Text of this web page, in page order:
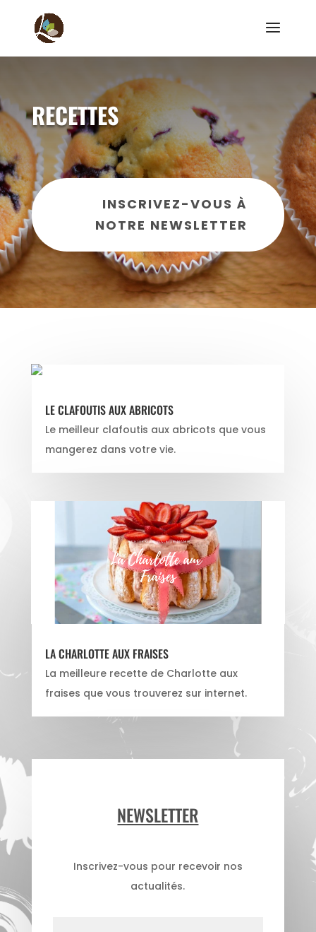
RECETTES
INSCRIVEZ-VOUS À
NOTRE NEWSLETTER
LE CLAFOUTIS AUX ABRICOTS
Le meilleur clafoutis aux abricots que vous
mangerez dans votre vie.
LA CHARLOTTE AUX FRAISES
La meilleure recette de Charlotte aux
fraises que vous trouverez sur internet.
NEWSLETTER
Inscrivez-vous pour recevoir nos
actualités.